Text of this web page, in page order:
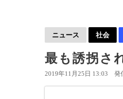
ニュース 社会
最も誘拐さ
2019年11月25日 13:03 発